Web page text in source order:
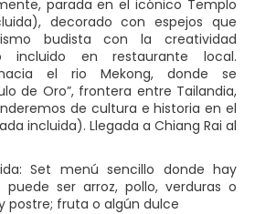
parada en el icónico Templo
decorado con espejos que
budista con la creatividad
incluido en restaurante local.
el rio Mekong, donde se
de Oro”, frontera entre Tailandia,
de cultura e historia en el
incluida). Llegada a Chiang Rai al
Set menú sencillo donde hay
ser arroz, pollo, verduras o
postre; fruta o algún dulce